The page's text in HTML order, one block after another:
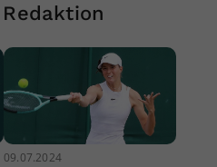
09.07.2024